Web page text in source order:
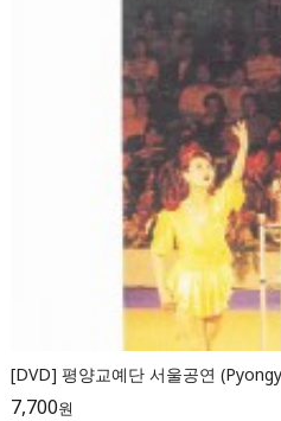
[DVD] 평양교예단 서울공연
7,700원